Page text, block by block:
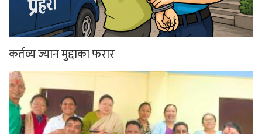
कर्तव्य ज्यान मुद्दाका फरार